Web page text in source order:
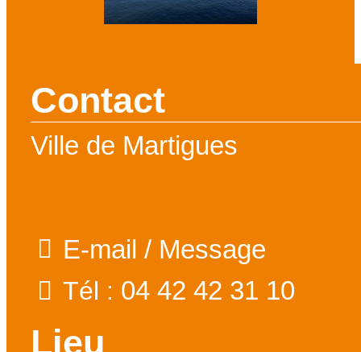
Contact
Ville de Martigues
E-mail / Message
Tél : 04 42 42 31 10
Lieu